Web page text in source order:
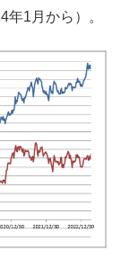
1月から）。